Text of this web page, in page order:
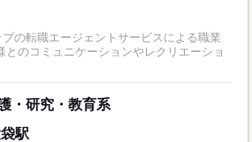
の転職エージェントサービスによる職業
のコミュニケーションやレクリエーショ
・研究・教育系
駅